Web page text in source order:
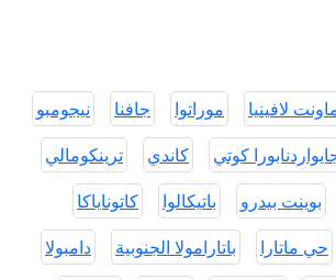
لافينيا موراتوا جافنا
نيجومبو
كوتي كاندي
ترينكومالي
بوينت بيدرو باتيكالوا
كاتوناياكا
حي ماتارا باتارامولا الجنوبية
دامبولا